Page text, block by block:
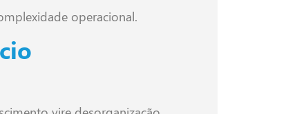
operacional.